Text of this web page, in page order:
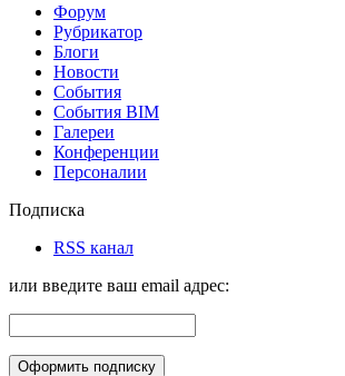
Форум
Рубрикатор
Блоги
Новости
События
События BIM
Галереи
Конференции
Персоналии
Подписка
RSS канал
или введите ваш email адрес: